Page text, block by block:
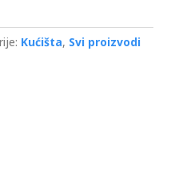
Kućišta, Svi proizvodi